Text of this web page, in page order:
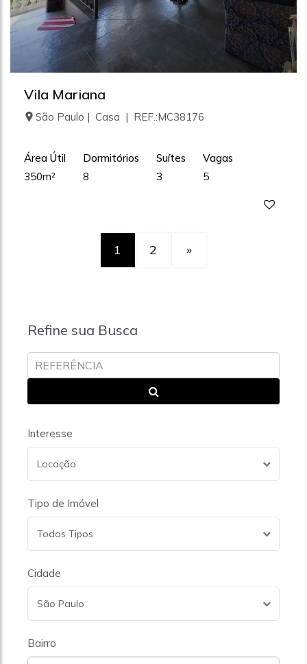
Vila Mariana
São Paulo | Casa | REF.:MC38176
Área Útil
350m²
Dormitórios
8
Suítes
3
Vagas
5
1 2 »
Refine sua Busca
Interesse
Locação
Tipo de Imóvel
Todos Tipos
Cidade
São Paulo
Bairro